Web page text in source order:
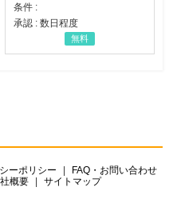
条件 :
承認 : 数日程度
無料
ーポリシー
FAQ・お問い合わせ
概要 サイトマップ